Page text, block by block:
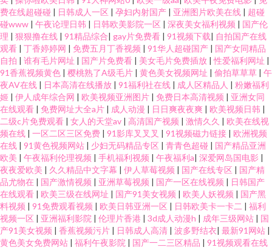
费在线超碰碰 | 日韩成人一区 | 孕妇内射国产 | 亚洲图片欧美在线 | 超碰
碰www | 午夜论理日韩 | 日韩欧美影院一区 | 深夜美女福利视频 | 国产伦
理 | 狠狠撸在线 | 91精品综合| gay片免费看 | 91视频下载| 自拍国产在线
观看 | 丁香婷婷网 | 免费五月丁香视频 | 91华人超碰国产 | 国产女同精品
自拍 | 谁有毛片网址 | 国产片免费看 | 美女毛片免费插放 |性爱福利网址 |
91香蕉视频黄色 | 樱桃熟了A级毛片 | 黄色美女视频网址 | 偷拍草草草 | 午
夜AV在线 | 日本高清在线播放 | 91福利社在线 | 成人区精品人 | 粉嫩福利
姬 | 伊人成年综合网 | 欧美视频亚洲图片 | 免费日本高清视频 | 亚洲女同
在线观看 | 免费网址大全a片 | 成人动漫 | 日日爽夜夜爽 | 欧美视频日韩 |
二级c片免费观看 | 女人的天堂av | 高清国产视频 | 激情久久 | 欧美在线视
频在线 | 一区二区三区免费 | 91影库叉叉叉 | 91视频磁力链接 | 欧洲视频
在线 | 91黄色视频网站 | 少妇无码精品专区 | 青青色超碰 | 国产精品亚洲
欧美 | 午夜福利伦理视频 | 手机福利视频 | 午夜福利a| 深爱网岛国电影 |
夜夜爱欧美 | 久久精品中文字幕 | 伊人草莓视频 | 国产在线专区 | 国产精
品尤物在 | 国产激情视频 | 亚洲草莓视频 | 国产一区在线视频 | 日韩国产
在线观看 | 欧美三级在线网址 | 国产91美女视频 | 欧美人妖视频 | 国产黑
料视频 | 91免费观看视频 | 欧美日韩亚洲一区 | 日韩欧美卡一卡二 | 福利
视频一区 | 亚洲福利影院 | 伦理片香港 | 3d成人动漫h | 成年三级网站 | 国
产91美女视频 | 香蕉视频污片 | 日韩成人高清 | 波多野结衣| 最新91网站 |
黄色美女免费网站 | 福利午夜影院 | 国产一二三区精品 | 91视频观看在线